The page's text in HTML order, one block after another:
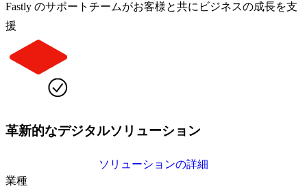
Fastly のサポートチームがお客様と共にビジネスの成長を支
援
革新的なデジタルソリューション
ソリューションの詳細
業種